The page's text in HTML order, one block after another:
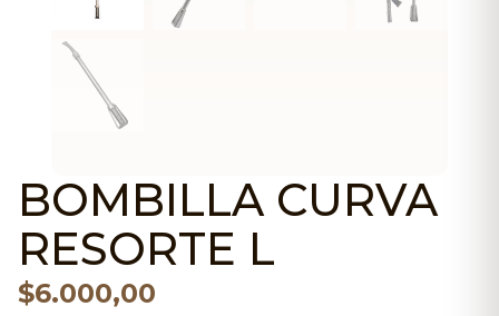
BOMBILLA CURVA
RESORTE L
$6.000,00